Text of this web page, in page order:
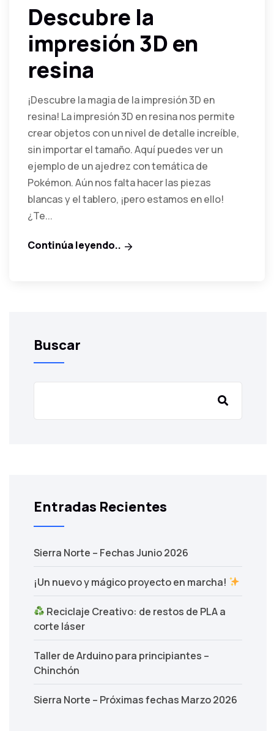
Descubre la
impresión 3D en
resina
¡Descubre la magia de la impresión 3D en
resina! La impresión 3D en resina nos permite
crear objetos con un nivel de detalle increíble,
sin importar el tamaño. Aquí puedes ver un
ejemplo de un ajedrez con temática de
Pokémon. Aún nos falta hacer las piezas
blancas y el tablero, ¡pero estamos en ello!
¿Te...
Continúa leyendo..
Buscar
Entradas Recientes
Sierra Norte – Fechas Junio 2026
¡Un nuevo y mágico proyecto en marcha!
Reciclaje Creativo: de restos de PLA a
corte láser
Taller de Arduino para principiantes –
Chinchón
Sierra Norte – Próximas fechas Marzo 2026